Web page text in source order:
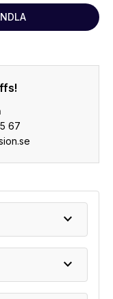
67
expand_more
expand_more